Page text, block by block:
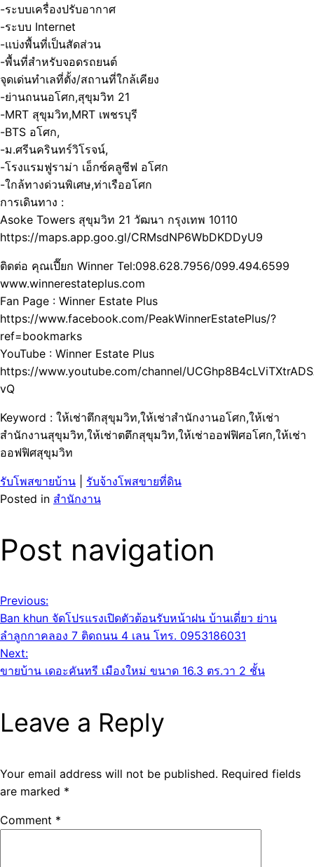
-ระบบเครื่องปรับอากาศ
-ระบบ Internet
-แบ่งพื้นที่เป็นสัดส่วน
-พื้นที่สำหรับจอดรถยนต์
จุดเด่นทำเลที่ตั้ง/สถานที่ใกล้เคียง
-ย่านถนนอโศก,สุขุมวิท 21
-MRT สุขุมวิท,MRT เพชรบุรี
-BTS อโศก,
-ม.ศรีนครินทร์วิโรจน์,
-โรงแรมฟูราม่า เอ็กซ์คลูซีฟ อโศก
-ใกล้ทางด่วนพิเศษ,ท่าเรืออโศก
การเดินทาง :
Asoke Towers สุขุมวิท 21 วัฒนา กรุงเทพ 10110
https://maps.app.goo.gl/CRMsdNP6WbDKDDyU9
ติดต่อ คุณเปี๊ยก Winner Tel:098.628.7956/099.494.6599
www.winnerestateplus.com
Fan Page : Winner Estate Plus
https://www.facebook.com/PeakWinnerEstatePlus/?
ref=bookmarks
YouTube : Winner Estate Plus
https://www.youtube.com/channel/
vQ
Keyword : ให้เช่าตึกสุขุมวิท,ให้เช่าสำนักงานอโศก,ให้เช่า
สำนักงานสุขุมวิท,ให้เช่าตตึกสุขุมวิท,ให้เช่าออฟฟิศอโศก,ให้เช่า
ออฟฟิศสุขุมวิท
รับโพสขายบ้าน
รับจ้างโพสขายที่ดิน
Posted in สำนักงาน
Post navigation
Previous:
Ban khun จัดโปรแรงเปิดตัวต้อนรับหน้าฝน บ้านเดี่ยว ย่าน
ลำลูกกาคลอง 7 ติดถนน 4 เลน โทร. 0953186031
Next:
ขายบ้าน เดอะคันทรี เมืองใหม่ ขนาด 16.3 ตร.วา 2 ชั้น
Leave a Reply
Your email address will not be published. Required fields
are marked *
Comment *